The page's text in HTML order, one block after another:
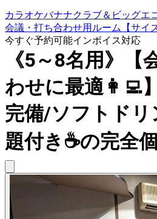
カラオケバナナクラブ＆ビッグエ
会議・打ち合わせ用ルーム【サイ
今すぐ予約可能インボイス対応
《5～8名用》【
わせに最適👩‍💻
完備/ソフトドリ
題付き☕️の完全